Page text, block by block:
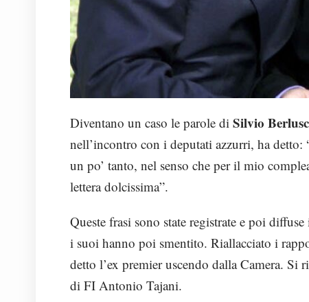
Diventano un caso le parole di Silvio
nell’incontro con i deputati azzurri, ha
un po’ tanto, nel senso che per il mio
lettera dolcissima”.
Queste frasi sono state registrate e poi
i suoi hanno poi smentito. Riallacciato i
detto l’ex premier uscendo dalla Camera.
di FI Antonio Tajani.